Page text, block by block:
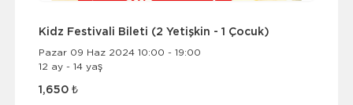
Kidz Festivali Bileti (2 Yetişkin - 1 Çocuk)
Pazar 09 Haz 2024 10:00 - 19:00
12 ay - 14 yaş
1,650 ₺